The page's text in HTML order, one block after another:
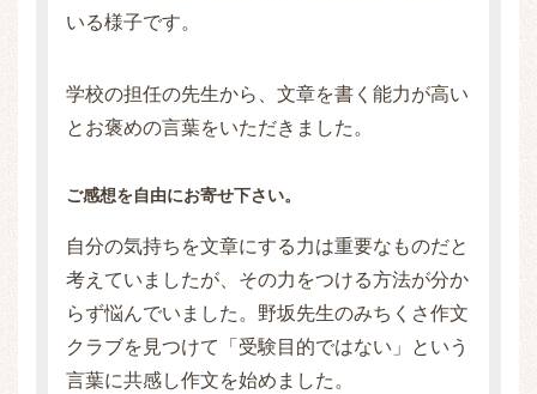
いる様子です。
学校の担任の先生から、文章を書く能力が高い
とお褒めの言葉をいただきました。
ご感想を自由にお寄せ下さい。
自分の気持ちを文章にする力は重要なものだと
考えていましたが、その力をつける方法が分か
らず悩んでいました。野坂先生のみちくさ作文
クラブを見つけて「受験目的ではない」という
言葉に共感し作文を始めました。